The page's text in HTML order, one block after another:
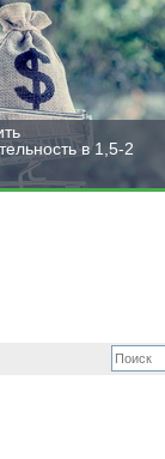
в 1,5-2